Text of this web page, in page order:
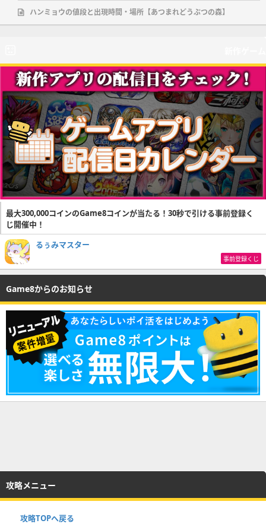
ハンミョウの値段と出現時間・場所【あつまれどうぶつの森】
最大300,000コインのGame8コインが当たる！30秒で引ける事前登録く
じ開催中！
るぅみマスター
事前登録くじ
Game8からのお知らせ
攻略メニュー
攻略TOPへ戻る